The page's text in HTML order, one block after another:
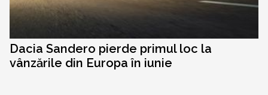
Dacia Sandero pierde primul loc la
vânzările din Europa în iunie